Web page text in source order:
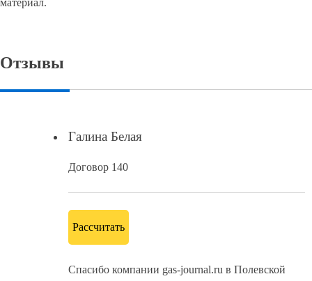
материал.
Отзывы
Галина Белая
Договор 140
Рассчитать
Спасибо компании gas-journal.ru в Полевской